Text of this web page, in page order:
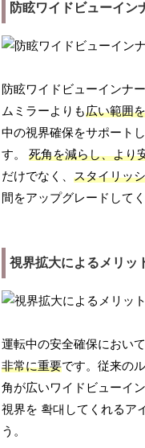
防眩ワイドビューイン
防眩ワイドビューインナ
ムミラーよりも広い範囲
中の視界確保をサポート
す。死角を減らし、より
だけでなく、スタイリッ
間をアップグレードして
視界拡大によるメリッ
運転中の安全確保におい
非常に重要です。従来の
角が広いワイドビューイ
視界を 확대してくれるア
う。